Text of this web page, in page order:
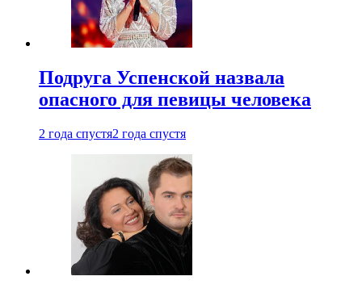
Подруга Успенской назвала
опасного для певицы человека
2 года спустя2 года спустя